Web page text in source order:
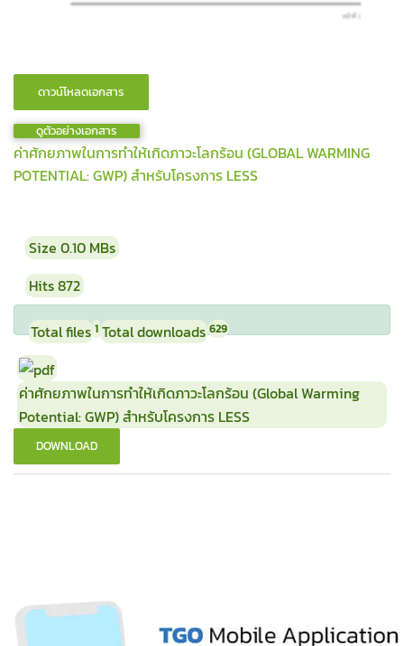
ดูตัวอย่างเอกสาร
ค่าศักยภาพในการทำให้เกิดภาวะโลกร้อน (GLOBAL WARMING
POTENTIAL: GWP) สำหรับโครงการ LESS
Size 0.10 MBs
Hits872
Total files 1 Total downloads 629
ค่าศักยภาพในการทำให้เกิดภาวะโลกร้อน (Global Warming
Potential: GWP) สำหรับโครงการ LESS
DOWNLOAD